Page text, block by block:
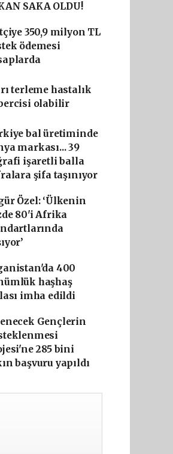
SAKA OLDU!
350,9 milyon TL
ödemesi
terleme hastalık
olabilir
bal üretiminde
markası... 39
işaretli balla
şifa taşınıyor
Özel: ‘Ülkenin
80'i Afrika
400
haşhaş
imha edildi
Gençlerin
285 bini
başvuru yapıldı